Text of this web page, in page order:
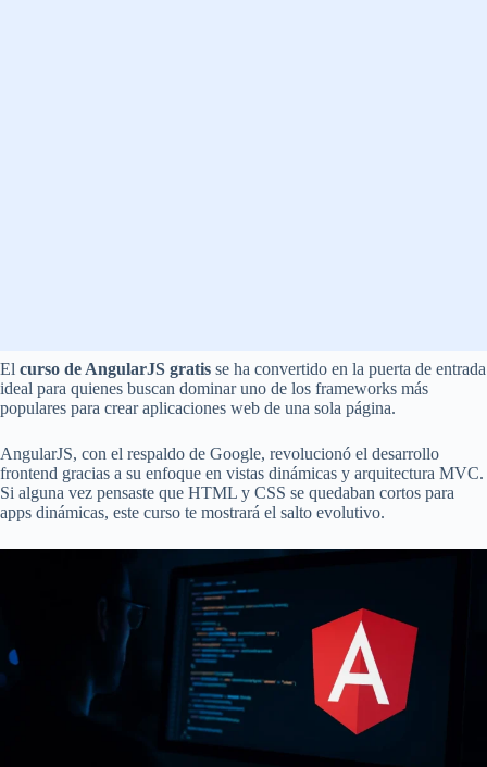
El curso de AngularJS gratis se ha convertido en la puerta de entrada
ideal para quienes buscan dominar uno de los frameworks más
populares para crear aplicaciones web de una sola página.
AngularJS, con el respaldo de Google, revolucionó el desarrollo
frontend gracias a su enfoque en vistas dinámicas y arquitectura MVC.
Si alguna vez pensaste que HTML y CSS se quedaban cortos para
apps dinámicas, este curso te mostrará el salto evolutivo.